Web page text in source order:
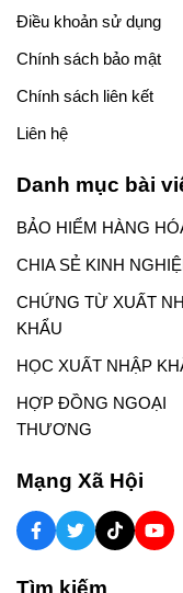
Điều khoản sử dụng
Chính sách bảo mật
Chính sách liên kết
Liên hệ
Danh mục bài
BẢO HIỂM HÀNG
CHIA SẺ KINH
CHỨNG TỪ XUẤT
KHẨU
HỌC XUẤT NHẬP
HỢP ĐỒNG NGOẠI
THƯƠNG
Mạng Xã Hội
Tìm kiếm